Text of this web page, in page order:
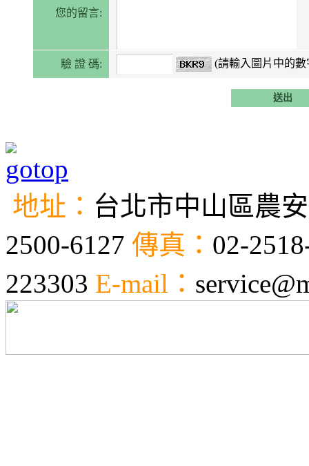
您的留言:
驗 證 碼: (請輸入圖片中的數
地址： 台北市中山區農
2500-6127 傳真： 02-
223303 E-mail：